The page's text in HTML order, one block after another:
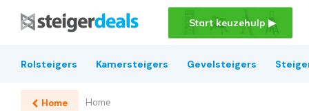
Start keuzehulp ▶
Rolsteigers Kamersteigers Gevelsteigers
Home Home